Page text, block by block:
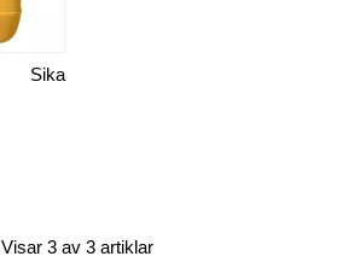
Sika
Visar 3 av 3 artiklar